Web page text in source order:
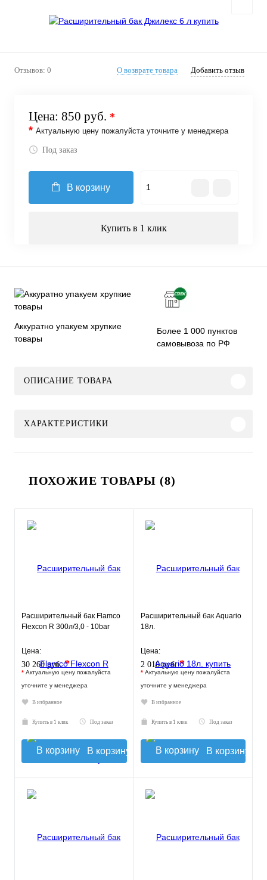
Отзывов: 0 О возврате товара Добавить отзыв
Цена: 850 руб. *
* Актуальную цену пожалуйста уточните у менеджера
Под заказ
В корзину
Купить в 1 клик
Аккуратно упакуем хрупкие
товары
Более 1 000 пунктов
самовывоза по РФ
ОПИСАНИЕ ТОВАРА
ХАРАКТЕРИСТИКИ
ПОХОЖИЕ ТОВАРЫ (8)
Расширительный бак Flamco
Flexcon R 300л/3,0 - 10bar
Цена:
30 260 руб.*
* Актуальную цену пожалуйста
уточните у менеджера
В избранное
Купить в 1 клик Под заказ
В корзину
Расширительный бак Aquario
18л.
Цена:
2 010 руб.*
* Актуальную цену пожалуйста
уточните у менеджера
В избранное
Купить в 1 клик Под заказ
В корзину